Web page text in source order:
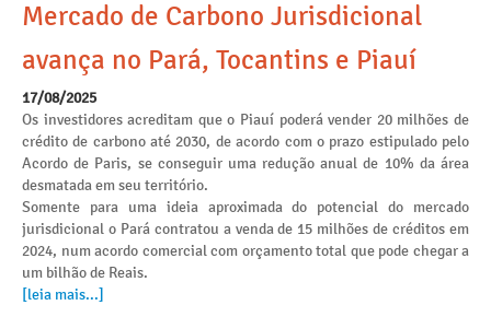
Mercado de Carbono Jurisdicional
avança no Pará, Tocantins e Piauí
17/08/2025
Os investidores acreditam que o Piauí poderá vender 20 milhões de
crédito de carbono até 2030, de acordo com o prazo estipulado pelo
Acordo de Paris, se conseguir uma redução anual de 10% da área
desmatada em seu território.
Somente para uma ideia aproximada do potencial do mercado
jurisdicional o Pará contratou a venda de 15 milhões de créditos em
2024, num acordo comercial com orçamento total que pode chegar a
um bilhão de Reais.
[leia mais...]